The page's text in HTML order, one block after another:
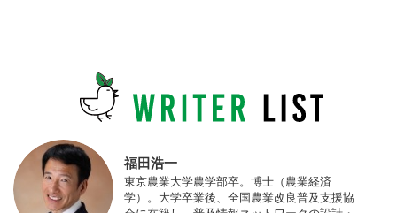
福田浩一
東京農業大学農学部卒。博士（農業経済
学）。大学卒業後、全国農業改良普及支援協